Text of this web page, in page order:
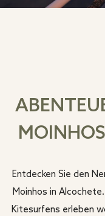
Entdecken Sie den
Moinhos in
Kitesurfens erleben